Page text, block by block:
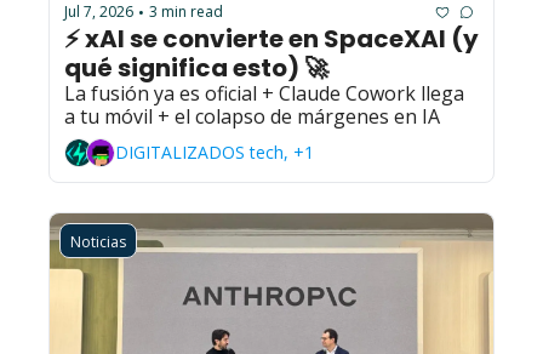
Jul 7, 2026 • 3 min read
⚡ xAI se convierte en SpaceXAI (y
qué significa esto) 🚀
La fusión ya es oficial + Claude Cowork llega
a tu móvil + el colapso de márgenes en IA
DIGITALIZADOS tech, +1
Noticias